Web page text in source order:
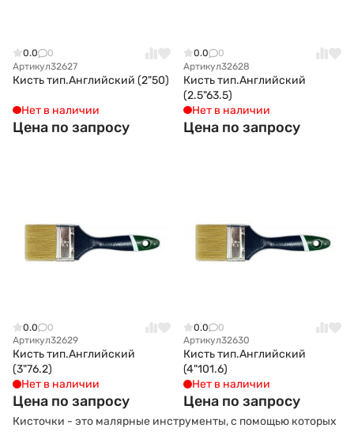
0.0
0
Артикул32627
Кисть тип.Английский (2"50)
Нет в наличии
Цена по запросу
0.0
0
Артикул32628
Кисть тип.Английский
(2.5"63.5)
Нет в наличии
Цена по запросу
0.0
0
Артикул32629
Кисть тип.Английский
(3"76.2)
Нет в наличии
Цена по запросу
0.0
0
Артикул32630
Кисть тип.Английский
(4"101.6)
Нет в наличии
Цена по запросу
Кисточки - это малярные инструменты, с помощью которых